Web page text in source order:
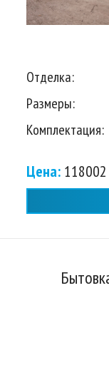
Отделка:
Размеры:
Комплектация:
Цена: 118002